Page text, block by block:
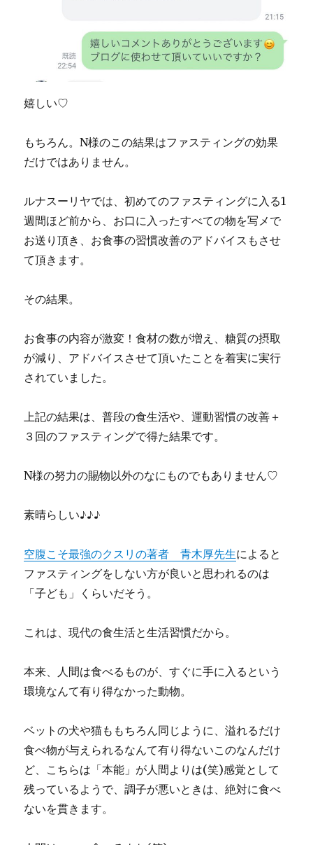
嬉しい♡
もちろん。N様のこの結果はファスティングの効果
だけではありません。
ルナスーリヤでは、初めてのファスティングに入る1
週間ほど前から、お口に入ったすべての物を写メで
お送り頂き、お食事の習慣改善のアドバイスもさせ
て頂きます。
その結果。
お食事の内容が激変！食材の数が増え、糖質の摂取
が減り、アドバイスさせて頂いたことを着実に実行
されていました。
上記の結果は、普段の食生活や、運動習慣の改善＋
３回のファスティングで得た結果です。
N様の努力の賜物以外のなにものでもありません♡
素晴らしい♪♪♪
空腹こそ最強のクスリの著者 青木厚先生によると
ファスティングをしない方が良いと思われるのは
「子ども」くらいだそう。
これは、現代の食生活と生活習慣だから。
本来、人間は食べるものが、すぐに手に入るという
環境なんて有り得なかった動物。
ベットの犬や猫ももちろん同じように、溢れるだけ
食べ物が与えられるなんて有り得ないこのなんだけ
ど、こちらは「本能」が人間よりは(笑)感覚として
残っているようで、調子が悪いときは、絶対に食べ
ないを貫きます。